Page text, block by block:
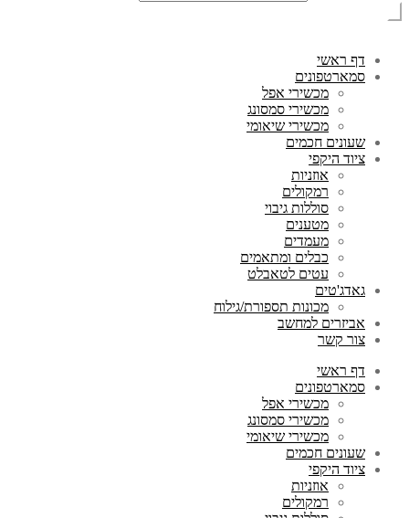
דף ראשי
סמארטפונים
מכשירי אפל
מכשירי סמסונג
מכשירי שיאומי
שעונים חכמים
ציוד היקפי
אוזניות
רמקולים
סוללות גיבוי
מטענים
מעמדים
כבלים ומתאמים
עטים לטאבלט
גאדג'טים
מכונות תספורת/גילוח
אביזרים למחשב
צור קשר
דף ראשי
סמארטפונים
מכשירי אפל
מכשירי סמסונג
מכשירי שיאומי
שעונים חכמים
ציוד היקפי
אוזניות
רמקולים